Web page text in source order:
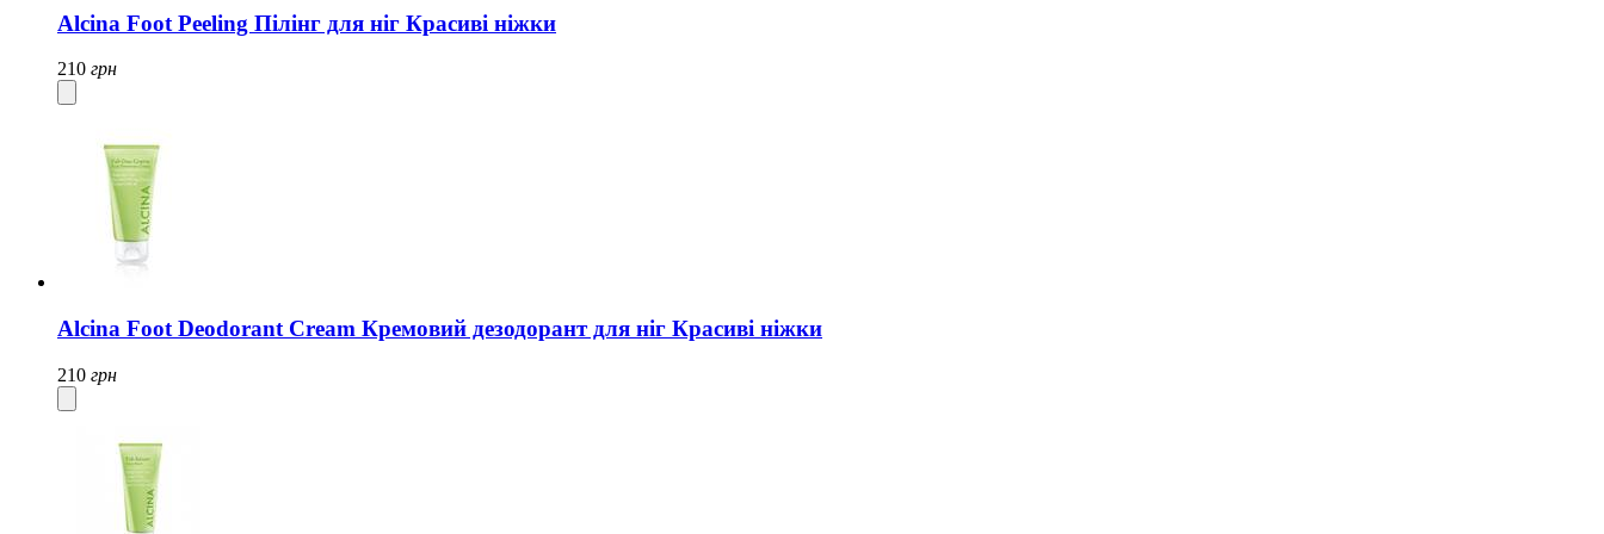
Alcina Foot Peeling Пілінг для ніг Красиві ніжки
210 грн
Alcina Foot Deodorant Cream Кремовий дезодорант для ніг Красиві ніжки
210 грн